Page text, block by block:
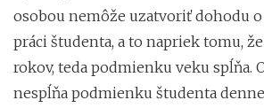
osobou nemôže uzatvoriť dohodu
práci študenta, a to napriek tomu,
rokov, teda podmienku veku spĺňa.
nespĺňa podmienku študenta